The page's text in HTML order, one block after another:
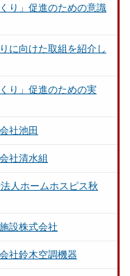
り」促進のための意識
に向けた取組を紹介し
り」促進のための実
社池田
社清水組
人ホームホスピス秋
設株式会社
社鈴木空調機器